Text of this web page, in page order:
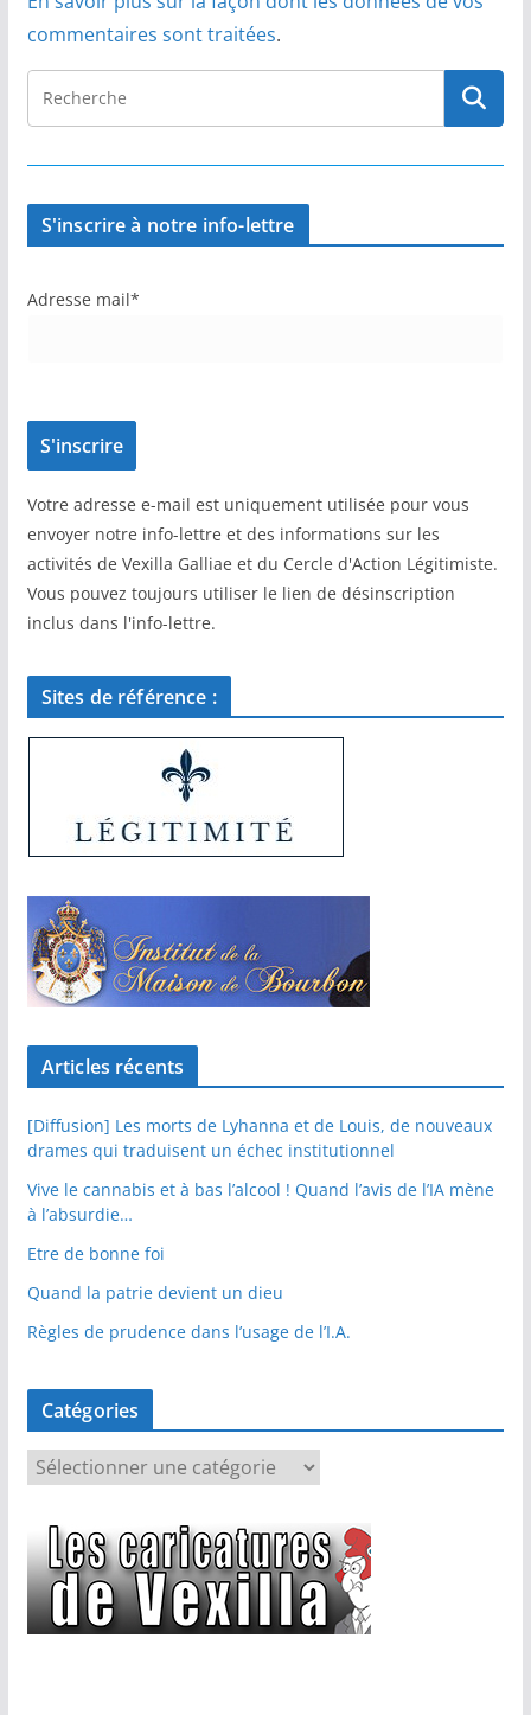
commentaires sont traitées.
S'inscrire à notre info-lettre
Adresse mail*
Votre adresse e-mail est uniquement utilisée pour vous
envoyer notre info-lettre et des informations sur les
activités de Vexilla Galliae et du Cercle d'Action Légitimiste.
Vous pouvez toujours utiliser le lien de désinscription
inclus dans l'info-lettre.
Sites de référence :
Articles récents
[Diffusion] Les morts de Lyhanna et de Louis, de nouveaux
drames qui traduisent un échec institutionnel
Vive le cannabis et à bas l’alcool ! Quand l’avis de l’IA mène
à l’absurdie…
Etre de bonne foi
Quand la patrie devient un dieu
Règles de prudence dans l’usage de l’I.A.
Catégories
é
g
o
r